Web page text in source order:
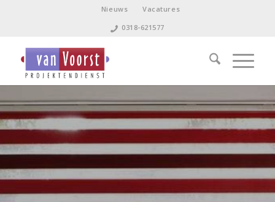
Nieuws
Vacatures
0318-621577